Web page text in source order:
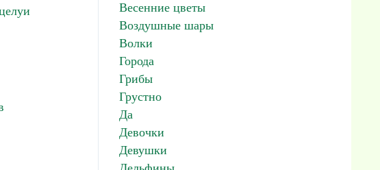
Весенние цветы
Воздушные шары
Волки
Города
Грибы
Грустно
Да
Девочки
Девушки